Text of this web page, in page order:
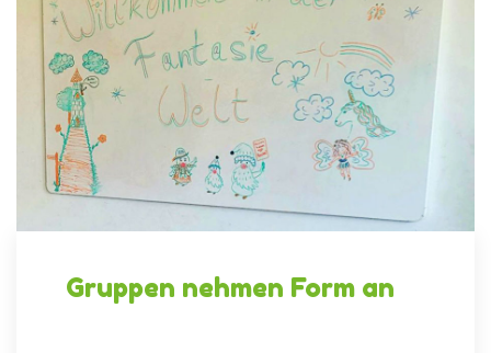
Gruppen nehmen Form an